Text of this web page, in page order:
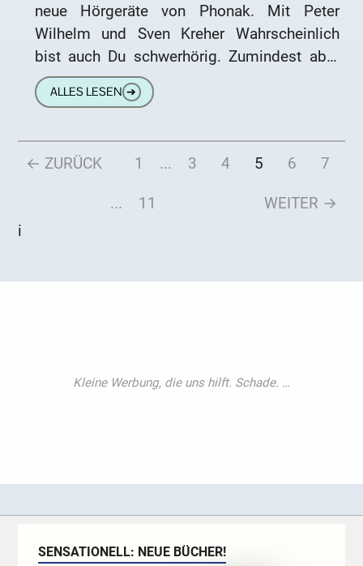
neue Hörgeräte von Phonak. Mit Peter
Wilhelm und Sven Kreher Wahrscheinlich
bist auch Du schwerhörig. Zumindest aber
könnte das gut sein, denn ein
ALLES LESEN ➔
← ZURÜCK 1 ... 3 4 5 6 7
... 11
WEITER →
i
SENSATIONELL: NEUE BÜCHER!